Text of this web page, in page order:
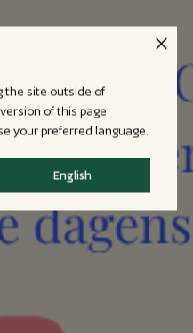
the site outside of
of this page
your preferred language.
English